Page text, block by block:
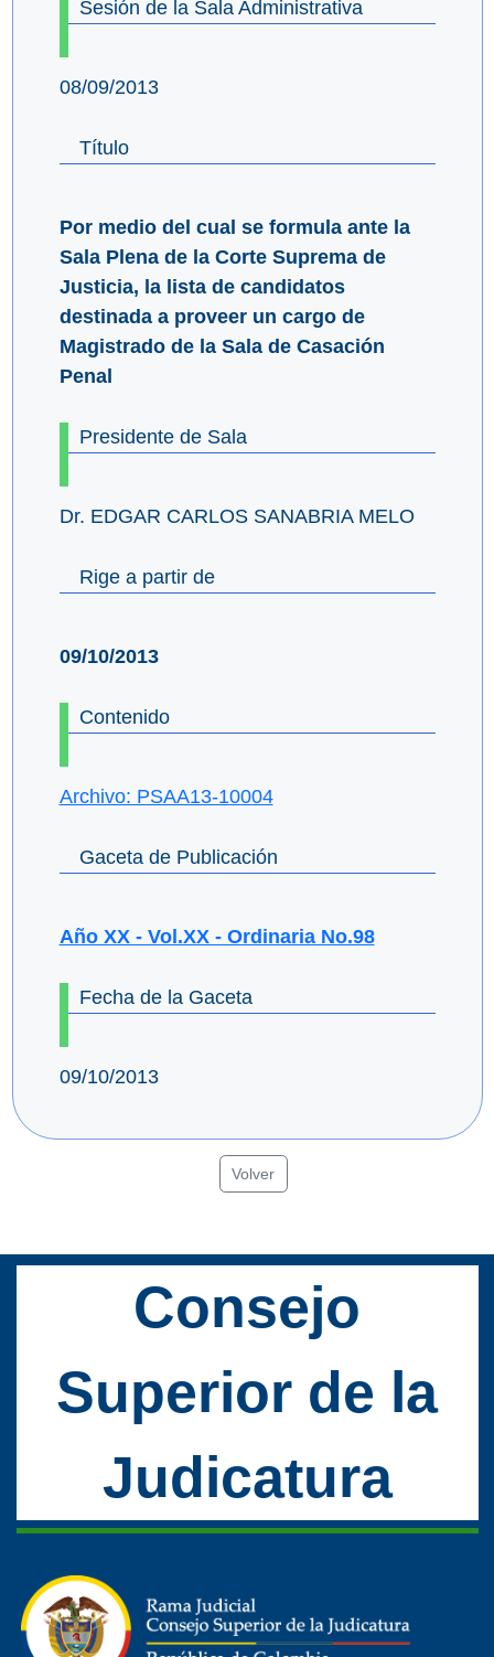
Sesión de la Sala Administrativa
08/09/2013
Título
Por medio del cual se formula ante la
Sala Plena de la Corte Suprema de
Justicia, la lista de candidatos
destinada a proveer un cargo de
Magistrado de la Sala de Casación
Penal
Presidente de Sala
Dr. EDGAR CARLOS SANABRIA MELO
Rige a partir de
09/10/2013
Contenido
Archivo: PSAA13-10004
Gaceta de Publicación
Año XX - Vol.XX - Ordinaria No.98
Fecha de la Gaceta
09/10/2013
Volver
Consejo
Superior de la
Judicatura